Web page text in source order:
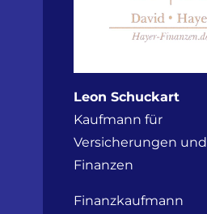
Leon Schuckart
Kaufmann für
Versicherungen und
Finanzen
Finanzkaufmann